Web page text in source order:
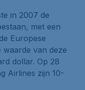
in 2007 de
met een
Europese
van deze
dollar. Op 28
Airlines zijn 10-